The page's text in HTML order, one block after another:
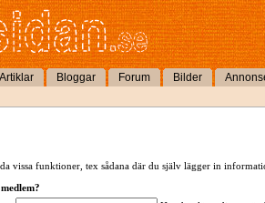
Artiklar Bloggar Forum Bilder
vissa funktioner, tex sådana där du själv lägger in